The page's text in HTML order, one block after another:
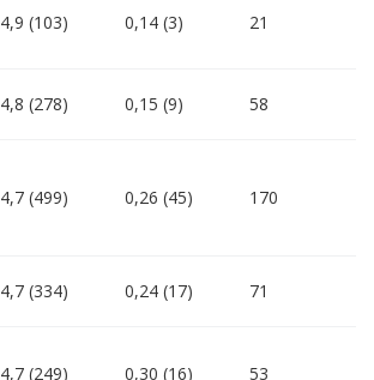
4,9 (103) 0,14 (3) 21
4,8 (278) 0,15 (9) 58
4,7 (499) 0,26 (45) 170
4,7 (334) 0,24 (17) 71
4,7 (249) 0,30 (16) 53